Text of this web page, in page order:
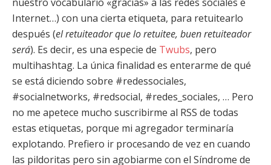
Internet…) con una cierta etiqueta, para retuitearlo
después (el retuiteador que lo retuitee, buen retuiteador
será). Es decir, es una especie de Twubs, pero
multihashtag. La única finalidad es enterarme de qué
se está diciendo sobre #redessociales,
#socialnetworks, #redsocial, #redes_sociales, … Pero
no me apetece mucho suscribirme al RSS de todas
estas etiquetas, porque mi agregador terminaría
explotando. Prefiero ir procesando de vez en cuando
las pildoritas pero sin agobiarme con el Síndrome de